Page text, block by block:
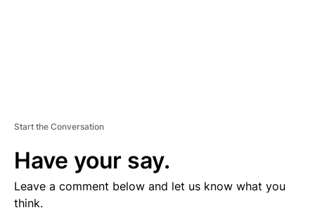
Start the Conversation
Have your say.
Leave a comment below and let us know what you
think.